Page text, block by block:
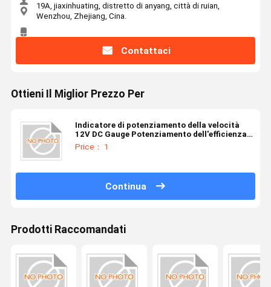
19A, jiaxinhuating, distretto di anyang, città di ruian,
Wenzhou, Zhejiang, Cina.
Contattaci
Ottieni Il Miglior Prezzo Per
Indicatore di potenziamento della velocità
12V DC Gauge Potenziamento dell'efficienza
per le esigenze del cliente
Price： 1
Continua
Prodotti Raccomandati